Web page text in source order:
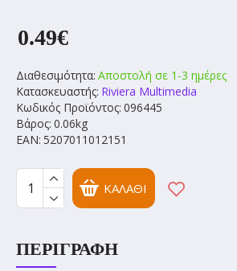
Διαθεσιμότητα: Αποστολή σε 1-3 ημέρες
Κατασκευαστής: Riviera Multimedia
Κωδικός Προϊόντος: 096445
Βάρος: 0.06kg
EAN: 5207011012151
0.49€
ΚΑΛΆΘΙ
ΠΕΡΙΓΡΑΦΉ